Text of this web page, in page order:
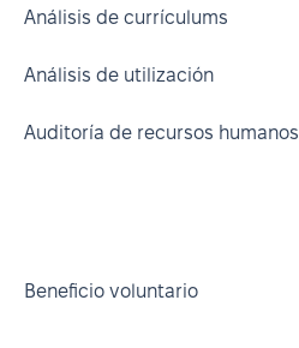
Análisis de currículums
Análisis de utilización
Auditoría de recursos humanos
Beneficio voluntario